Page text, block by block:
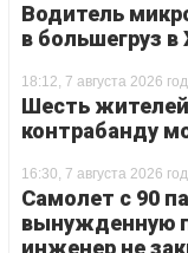
Водитель
в большегруз в
18:12, 7 августа 2026
Шесть
контрабанду
16:30, 7 августа 2026
Самолет с 90
вынужденную
инженер не